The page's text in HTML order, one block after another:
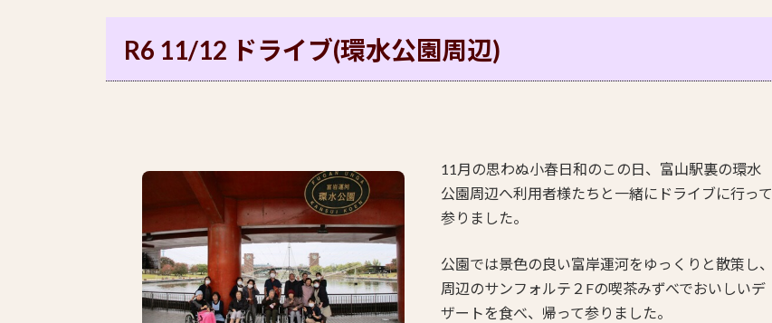
R6 11/12 ドライブ(環水公園周辺)
11月の思わぬ小春日和のこの日、富山駅裏の環水
公園周辺へ利用者様たちと一緒にドライブに行って
参りました。
公園では景色の良い富岸運河をゆっくりと散策し、
周辺のサンフォルテ２Fの喫茶みずべでおいしいデ
ザートを食べ、帰って参りました。